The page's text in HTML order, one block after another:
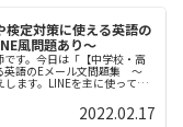
検定対策に使える英語の
風問題あり〜
す。今日は「【中学校・高
英語のEメール文問題集 〜
ます。LINEを主に使ってい
馴染みがないツールの１つで
2022.02.17